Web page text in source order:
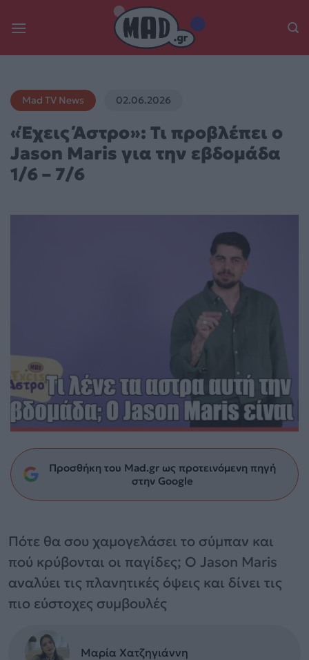
Mad TV News 02.06.2026
«Έχεις Άστρο»: Τι προβλέπει ο
Jason Maris για την εβδομάδα
1/6 – 7/6
Προσθήκη του Mad.gr ως προτεινόμενη πηγή
στην Google
Πότε θα σου χαμογελάσει το σύμπαν και
πού κρύβονται οι παγίδες; Ο Jason Maris
αναλύει τις πλανητικές όψεις και δίνει τις
πιο εύστοχες συμβουλές
Μαρία Χατζηγιάννη